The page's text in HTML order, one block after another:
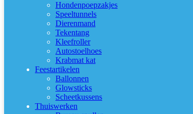
Hondenpoepzakjes
Speeltunnels
Dierenmand
Tekentang
Kleefroller
Autostoelhoes
Krabmat kat
Feestartikelen
Ballonnen
Glowsticks
Scheetkussens
Thuiswerken